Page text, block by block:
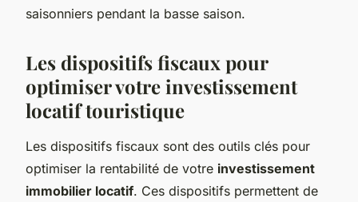
saisonniers pendant la basse saison.
Les dispositifs fiscaux pour
optimiser votre investissement
locatif touristique
Les dispositifs fiscaux sont des outils clés pour
optimiser la rentabilité de votre investissement
immobilier locatif. Ces dispositifs permettent de